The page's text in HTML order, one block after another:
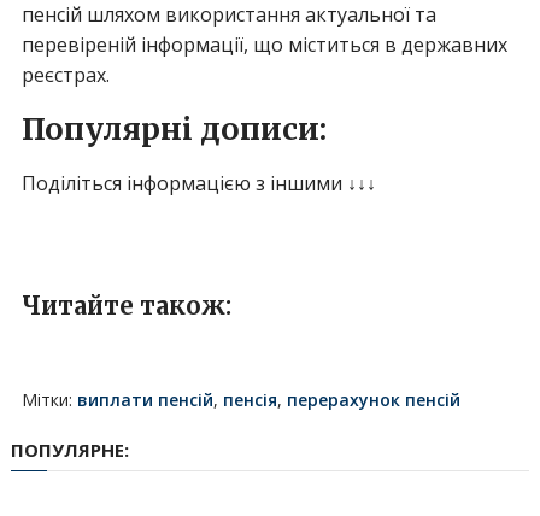
пенсій шляхом використання актуальної та
перевіреній інформації, що міститься в державних
реєстрах.
Популярні дописи:
Поділіться інформацією з іншими ↓↓↓
Читайте також:
Мітки: виплати пенсій, пенсія, перерахунок пенсій
ПОПУЛЯРНЕ: